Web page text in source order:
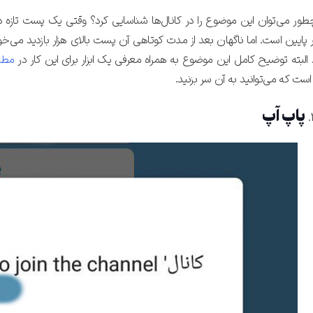
می‌توان این موضوع را در کانال‌ها شناسایی کرد؟ وقتی یک پست تازه
پایین است. اما ناگهان بعد از مدت کوتاهی آن پست بالای هزار بازدید
توضیح کامل این موضوع به همراه معرفی یک ابزار برای این کار در
که می‌توانید به آن سر بزنید.
پاپ آپ
تایید کد